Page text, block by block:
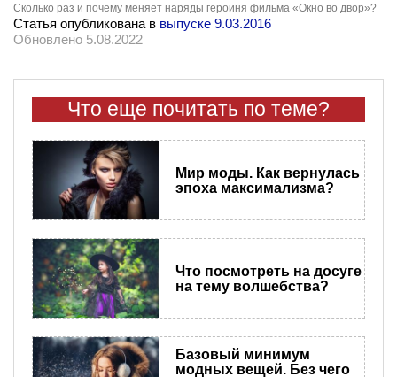
Сколько раз и почему меняет наряды героиня фильма «Окно во двор»?
Статья опубликована в выпуске 9.03.2016
Обновлено 5.08.2022
Что еще почитать по теме?
Мир моды. Как вернулась
эпоха максимализма?
Что посмотреть на досуге
на тему волшебства?
Базовый минимум
модных вещей. Без чего